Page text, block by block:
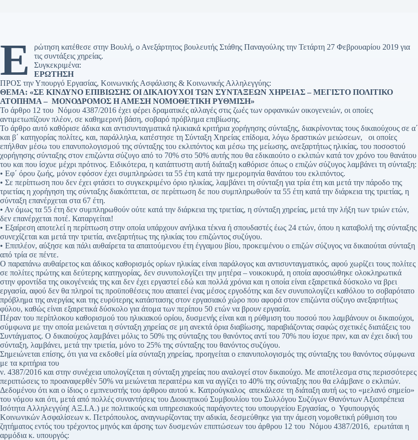
Ε
ρώτηση κατέθεσε στην Βουλή, ο Ανεξάρτητος βουλευτής Στάθης Παναγούλης την Τετάρτη 27 Φεβρουαρίου 2019 για
τις συντάξεις χηρείας.
Συγκεκριμένα:
ΕΡΩΤΗΣΗ
ΠΡΟΣ την Υπουργό Εργασίας, Κοινωνικής Ασφάλισης & Κοινωνικής Αλληλεγγύης:
ΘΕΜΑ: «ΣΕ ΚΙΝΔΥΝΟ ΕΠΙΒΙΩΣΗΣ ΟΙ ΔΙΚΑΙΟΥΧΟΙ ΤΩΝ ΣΥΝΤΑΞΕΩΝ ΧΗΡΕΙΑΣ – ΜΕΓΙΣΤΟ ΠΟΛΙΤΙΚΟ
ΑΤΟΠΗΜΑ – ΜΟΝΟΔΡΟΜΟΣ Η ΑΜΕΣΗ ΝΟΜΟΘΕΤΙΚΗ ΡΥΘΜΙΣΗ»
Το άρθρο 12 του Νόμου 4387/2016 έχει φέρει δραματικές αλλαγές στις ζωές των ορφανικών οικογενειών, οι οποίες
αντιμετωπίζουν πλέον, σε καθημερινή βάση, σοβαρό πρόβλημα επιβίωσης.
Το άρθρο αυτό καθόρισε άδικα και αντισυνταγματικά ηλικιακά κριτήρια χορήγησης σύνταξης, διακρίνοντας τους δικαιούχους σε α΄
και β΄ κατηγορίας πολίτες, και, παράλληλα, κατέστησε τη Σύνταξη Χηρείας επίδομα, λόγω δραστικών μειώσεων, οι οποίες
επήλθαν μέσω του επανυπολογισμού της σύνταξης του εκλιπόντος και μέσω της μείωσης, ανεξαρτήτως ηλικίας, του ποσοστού
χορήγησης σύνταξης στον επιζώντα σύζυγο από το 70% στο 50% αυτής που θα εδικαιούτο ο εκλιπών κατά τον χρόνο του θανάτου
του και που ίσχυε μέχρι πρότινος. Ειδικότερα, η κατάπτυστη αυτή διάταξη καθόρισε όπως ο επιζών σύζυγος λαμβάνει τη σύνταξη:
• Εφ΄ όρου ζωής, μόνον εφόσον έχει συμπληρώσει τα 55 έτη κατά την ημερομηνία θανάτου του εκλιπόντος.
• Σε περίπτωση που δεν έχει φτάσει το συγκεκριμένο όριο ηλικίας, λαμβάνει τη σύνταξη για τρία έτη και μετά την πάροδο της
τριετίας η χορήγηση της σύνταξης διακόπτεται, σε περίπτωση δε που συμπληρωθούν τα 55 έτη κατά την διάρκεια της τριετίας, η
σύνταξη επανέρχεται στα 67 έτη.
• Αν όμως τα 55 έτη δεν συμπληρωθούν ούτε κατά την διάρκεια της τριετίας, η σύνταξη χηρείας, μετά την λήξη των τριών ετών,
δεν επανέρχεται ποτέ. Καταργείται!
• Εξαίρεση αποτελεί η περίπτωση στην οποία υπάρχουν ανήλικα τέκνα ή σπουδαστές έως 24 ετών, όπου η καταβολή της σύνταξης
συνεχίζεται και μετά την τριετία, ανεξαρτήτως της ηλικίας του επιζώντος συζύγου.
• Επιπλέον, αύξησε και πάλι αυθαίρετα τα απαιτούμενου έτη έγγαμου βίου, προκειμένου ο επιζών σύζυγος να δικαιούται σύνταξη
από τρία σε πέντε.
Ο παραπάνω αυθαίρετος και άδικος καθορισμός ορίων ηλικίας είναι παράλογος και αντισυνταγματικός, αφού χωρίζει τους πολίτες
σε πολίτες πρώτης και δεύτερης κατηγορίας, δεν συνυπολογίζει την μητέρα – νοικοκυρά, η οποία αφοσιώθηκε ολοκληρωτικά
στην φροντίδα της οικογένειάς της και δεν έχει εργαστεί εδώ και πολλά χρόνια και η οποία είναι εξαιρετικά δύσκολο να βρει
εργασία, αφού δεν θα πληροί τις προϋποθέσεις που απαιτεί ένας μέσος εργοδότης και δεν συνυπολογίζει καθόλου το σοβαρότατο
πρόβλημα της ανεργίας και της ευρύτερης κατάστασης στον εργασιακό χώρο που αφορά στον επιζώντα σύζυγο ανεξαρτήτως
φύλου, καθώς είναι εξαιρετικά δύσκολο για άτομα των περίπου 50 ετών να βρουν εργασία.
Πέραν του περίπλοκου καθορισμού του ηλικιακού ορίου, δυσμενής είναι και η ρύθμιση του ποσού που λαμβάνουν οι δικαιούχοι,
σύμφωνα με την οποία μειώνεται η σύνταξη χηρείας σε μη ανεκτά όρια διαβίωσης, παραβιάζοντας σαφώς σχετικές διατάξεις του
Συντάγματος. Ο δικαιούχος λαμβάνει μόλις το 50% της σύνταξης του θανόντος αντί του 70% που ίσχυε πριν, και αν έχει δική του
σύνταξη, λαμβάνει, μετά την τριετία, μόνο το 25% της σύνταξης του θανόντος συζύγου.
Σημειώνεται επίσης, ότι για να εκδοθεί μία σύνταξη χηρείας, προηγείται ο επανυπολογισμός της σύνταξης του θανόντος σύμφωνα
με τα κριτήρια του
ν. 4387/2016 και στην συνέχεια υπολογίζεται η σύνταξη χηρείας που αναλογεί στον δικαιούχο. Με αποτέλεσμα στις περισσότερες
περιπτώσεις το προαναφερθέν 50% να μειώνεται περαιτέρω και να αγγίζει το 40% της σύνταξης που θα ελάμβανε ο εκλιπών.
Δεδομένου ότι και ο ίδιος ο εμπνευστής του άρθρου αυτού κ. Κατρούγκαλος απεκάλεσε τη διάταξη αυτή ως το «μελανό σημείο»
του νόμου και ότι, μετά από πολλές συναντήσεις του Διοικητικού Συμβουλίου του Συλλόγου Συζύγων Θανόντων Αξιοπρέπεια
Ισότητα Αλληλεγγύη( ΑΞ.Ι.Α.) με πολιτικούς και υπηρεσιακούς παράγοντες του υπουργείου Εργασίας, ο Υφυπουργός
Κοινωνικών Ασφαλίσεων κ. Πετρόπουλος, αναγνωρίζοντας την αδικία, δεσμεύθηκε για την άμεση νομοθετική ρύθμιση του
ζητήματος εντός του τρέχοντος μηνός και άρσης των δυσμενών επιπτώσεων του άρθρου 12 του Νόμου 4387/2016, ερωτάται η
αρμόδια κ. υπουργός: